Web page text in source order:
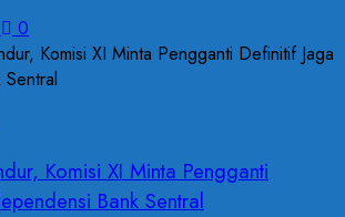
0
Komisi XI Minta Pengganti
Bank Sentral